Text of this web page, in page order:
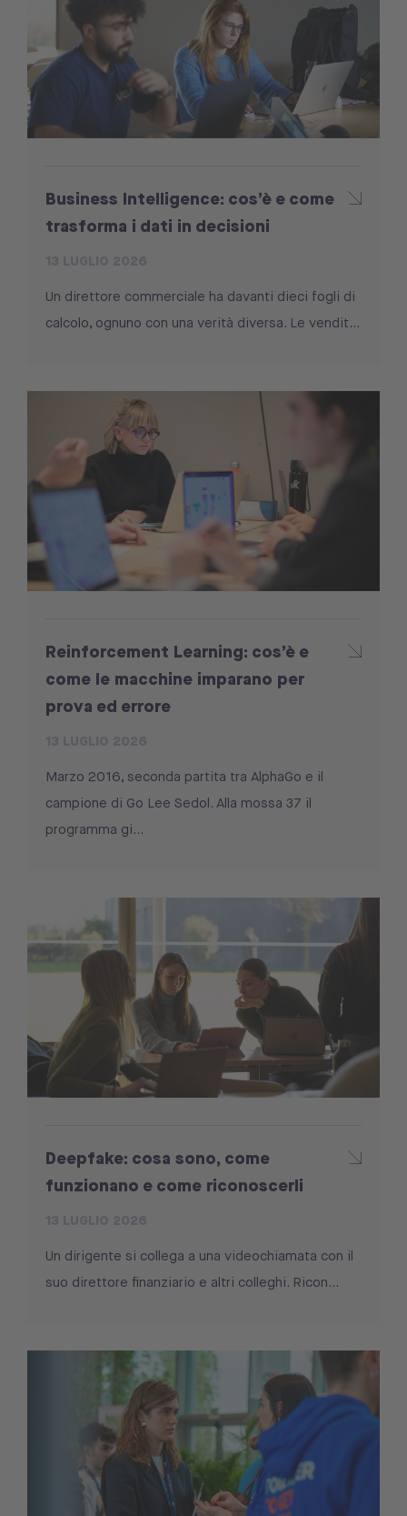
Business Intelligence: cos’è e come
trasforma i dati in decisioni
Un direttore commerciale ha davanti dieci fogli di
calcolo, ognuno con una verità diversa. Le vendit...
Reinforcement Learning: cos’è e
come le macchine imparano per
prova ed errore
Marzo 2016, seconda partita tra AlphaGo e il
campione di Go Lee Sedol. Alla mossa 37 il
programma gi...
Deepfake: cosa sono, come
funzionano e come riconoscerli
Un dirigente si collega a una videochiamata con il
suo direttore finanziario e altri colleghi. Ricon...